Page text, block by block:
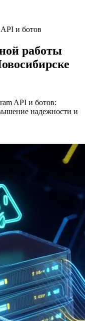
и ботов
работы
API и ботов:
надежности и